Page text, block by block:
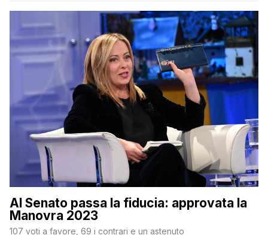
Al Senato passa la fiducia: approvata la
Manovra 2023
107 voti a favore, 69 i contrari e un astenuto